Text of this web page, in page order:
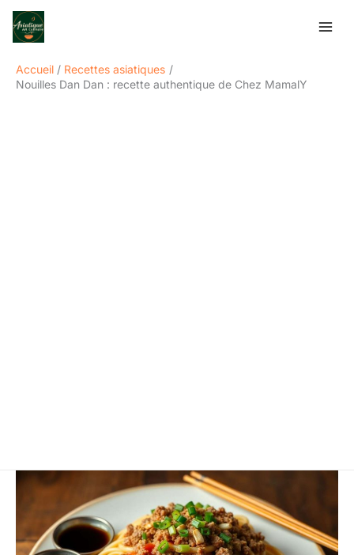
Aller
Accueil
Recettes asiatiques
Nouilles Dan Dan : recette authentique de Chez MamalY
Rechercher